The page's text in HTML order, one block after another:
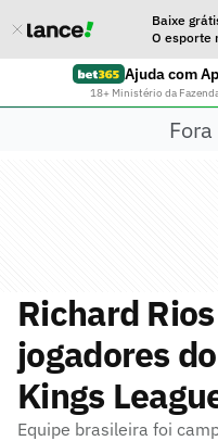
Baixe
O esporte
Ajuda com
18+ Ministério da
Richard
jogadores
Kings
Equipe brasileira foi